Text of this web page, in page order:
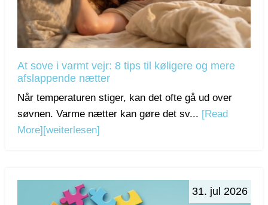
At sove i varmt vejr: 8 tips til køligere og mere
afslappende nætter
Når temperaturen stiger, kan det ofte gå ud over
søvnen. Varme nætter kan gøre det sv... [Read
More][weiterlesen]
31. jul 2026